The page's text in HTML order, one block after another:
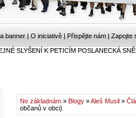
banner | O iniciativě | Přispějte nám | Zapojte
SLYŠENÍ K PETICÍM POSLANECKÁ
Ne základnám » Blogy »Aleš Musil »
občanů v obci)